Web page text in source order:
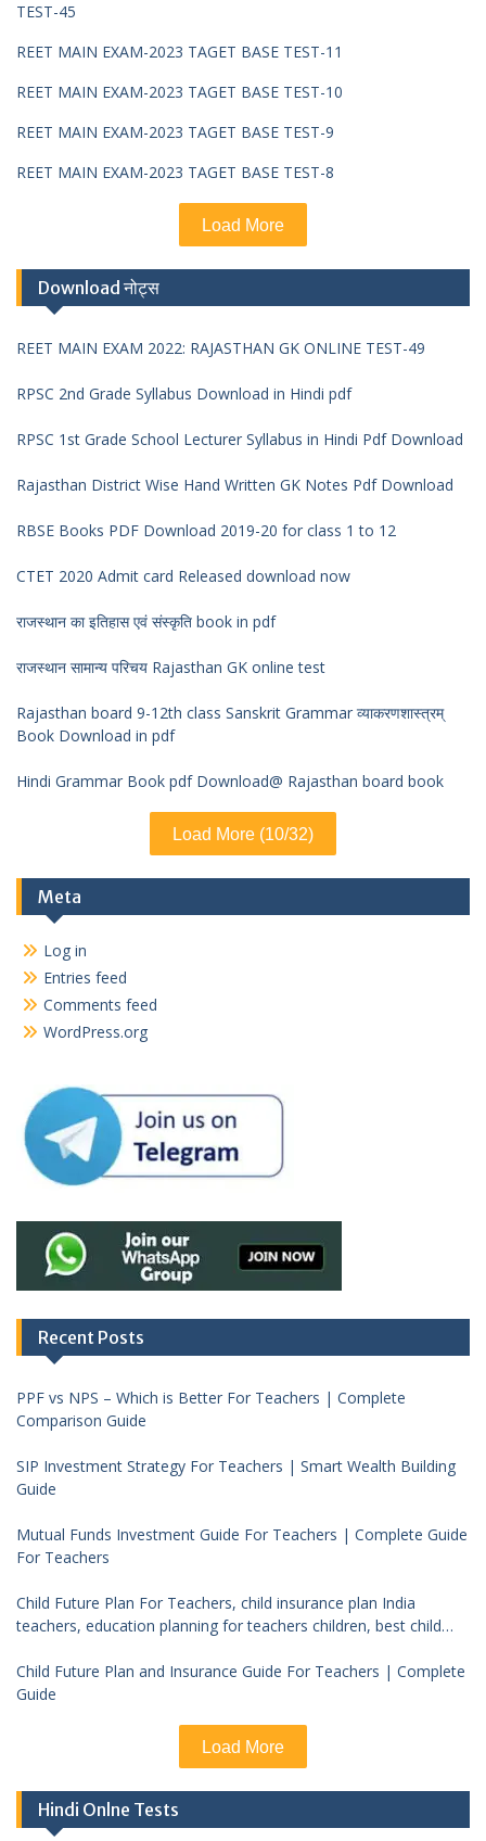
TEST-45
REET MAIN EXAM-2023 TAGET BASE TEST-11
REET MAIN EXAM-2023 TAGET BASE TEST-10
REET MAIN EXAM-2023 TAGET BASE TEST-9
REET MAIN EXAM-2023 TAGET BASE TEST-8
Load More
Download नोट्स
REET MAIN EXAM 2022: RAJASTHAN GK ONLINE TEST-49
RPSC 2nd Grade Syllabus Download in Hindi pdf
RPSC 1st Grade School Lecturer Syllabus in Hindi Pdf Download
Rajasthan District Wise Hand Written GK Notes Pdf Download
RBSE Books PDF Download 2019-20 for class 1 to 12
CTET 2020 Admit card Released download now
राजस्थान का इतिहास एवं संस्कृति book in pdf
राजस्थान सामान्य परिचय Rajasthan GK online test
Rajasthan board 9-12th class Sanskrit Grammar व्याकरणशास्त्रम्
Book Download in pdf
Hindi Grammar Book pdf Download@ Rajasthan board book
Load More (10/32)
Meta
Log in
Entries feed
Comments feed
WordPress.org
Recent Posts
PPF vs NPS – Which is Better For Teachers | Complete
Comparison Guide
SIP Investment Strategy For Teachers | Smart Wealth Building
Guide
Mutual Funds Investment Guide For Teachers | Complete Guide
For Teachers
Child Future Plan For Teachers, child insurance plan India
teachers, education planning for teachers children, best child
Child Future Plan and Insurance Guide For Teachers | Complete
Guide
Load More
Hindi Onlne Tests